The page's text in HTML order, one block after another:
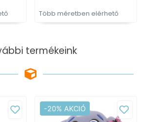
Több méretben elérhető
termékeink
-20% AKCIÓ